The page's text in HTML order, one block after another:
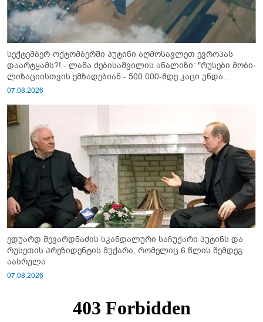
სექტემბერ-ოქტომბერში პუტინი აღმოსავლეთ ევროპას
დაარტყამს?! - ლაშა ძებისაშვილის ანალიზი: "რუსები მობი­
ლიზაციისთვის ემზადებიან - 500 000-მდე კაცი უნდა
გაიწვიონ ომში"
07.08.2026
ედუარდ შევარდნაძის სკანდალური საჩუქარი პუტინს და
რუსეთის პრეზიდენტის მუქარა, რომელიც 6 წლის შემდეგ
აასრულა
07.08.2026